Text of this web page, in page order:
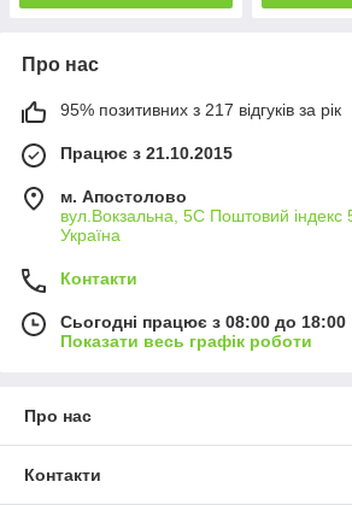
Про нас
95% позитивних з 217 відгуків за рік
Працює з 21.10.2015
м. Апостолово
вул.Вокзальна, 5С Поштовий індекс
Україна
Контакти
Сьогодні працює з 08:00 до 18:00
Показати весь графік роботи
Про нас
Контакти